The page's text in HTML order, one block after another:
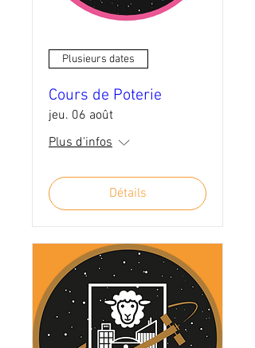
Plusieurs dates
Cours de Poterie
jeu. 06 août
Plus d'infos
Détails